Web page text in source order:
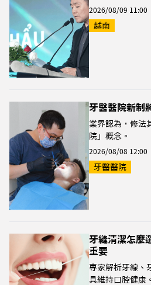
2026/08/09 11:00
越南
牙醫醫院新制
業界認為，修法
院」概念。
2026/08/08 12:00
牙醫醫院
牙縫清潔怎麼
重要
專家解析牙線、
具維持口腔健康。